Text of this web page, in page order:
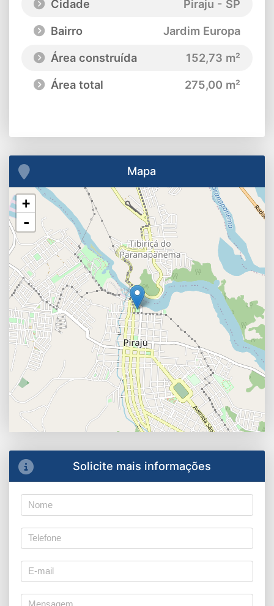
Cidade
Piraju - SP
Bairro
Jardim Europa
Área construída
152,73 m²
Área total
275,00 m²
Mapa
+
-
Solicite mais informações